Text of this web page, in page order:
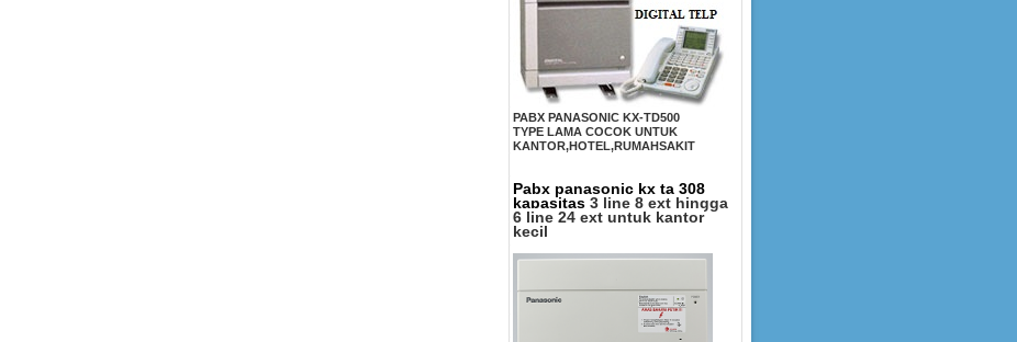
PABX PANASONIC KX-TD500
TYPE LAMA COCOK UNTUK
KANTOR,HOTEL,RUMAHSAKIT
Pabx panasonic kx ta 308
kapasitas 3 line 8 ext hingga
6 line 24 ext untuk kantor
kecil